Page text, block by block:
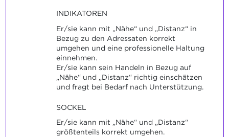
INDIKATOREN
Er/sie kann mit „Nähe“ und „Distanz“ in
Bezug zu den Adressaten korrekt
umgehen und eine professionelle Haltung
einnehmen.
Er/sie kann sein Handeln in Bezug auf
„Nähe“ und „Distanz“ richtig einschätzen
und fragt bei Bedarf nach Unterstützung.
SOCKEL
Er/sie kann mit „Nähe“ und „Distanz“
größtenteils korrekt umgehen.